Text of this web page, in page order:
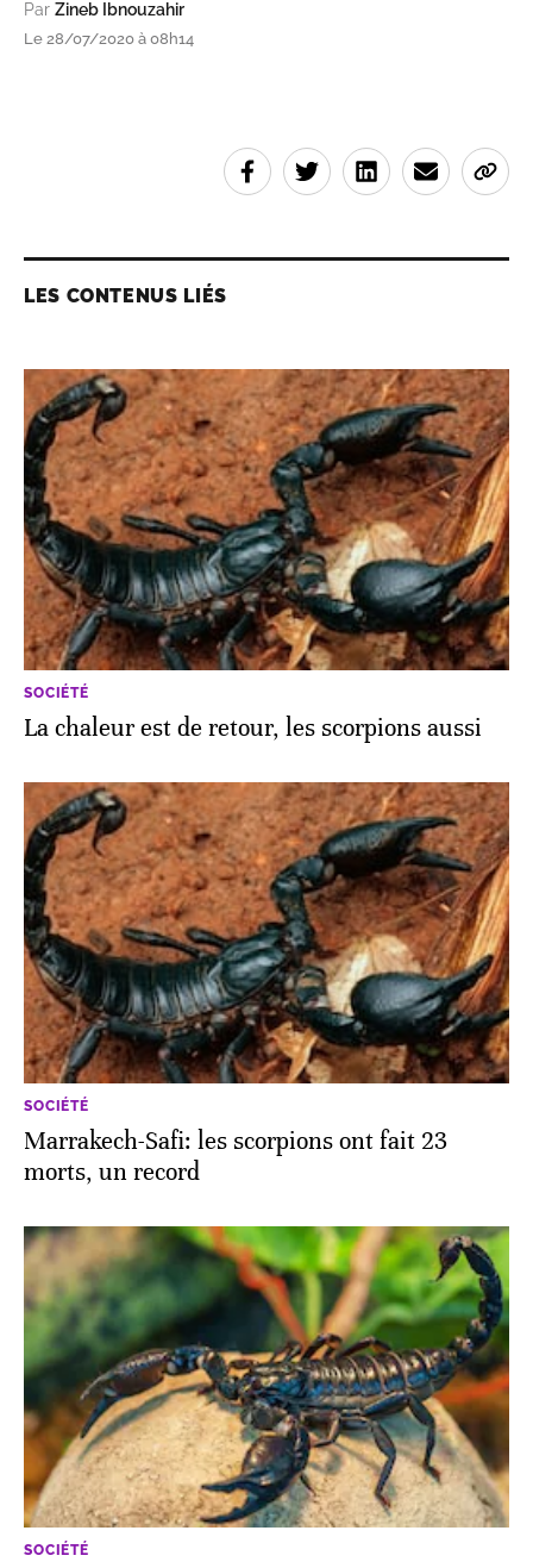
Par Zineb Ibnouzahir
Le 28/07/2020 à 08h14
LES CONTENUS LIÉS
SOCIÉTÉ
La chaleur est de retour, les scorpions aussi
SOCIÉTÉ
Marrakech-Safi: les scorpions ont fait 23
morts, un record
SOCIÉTÉ